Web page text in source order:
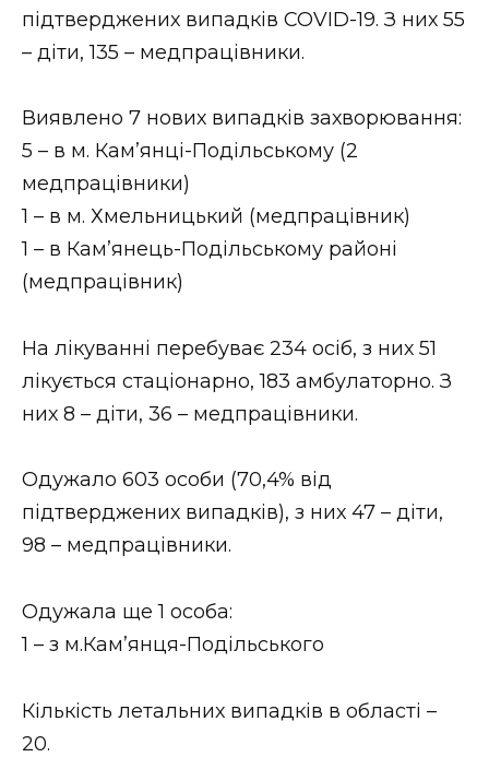
Спорт
Стиль життя
Втрачений Ужгород
Втрачений Ужгород (відеоверсія)
ЗАКАРПАТСЬКІ НОВИНИ
НОВИНИ ЗАХІДНОЇ УКРАЇНИ
ВІДЕО
підтверджених випадків COVID-19. З них 55
– діти, 135 – медпрацівники.
Виявлено 7 нових випадків захворювання:
5 – в м. Кам’янці-Подільському (2
медпрацівники)
1 – в м. Хмельницький (медпрацівник)
1 – в Кам’янець-Подільському районі
(медпрацівник)
На лікуванні перебуває 234 осіб, з них 51
лікується стаціонарно, 183 амбулаторно. З
них 8 – діти, 36 – медпрацівники.
Одужало 603 особи (70,4% від
підтверджених випадків), з них 47 – діти,
98 – медпрацівники.
Одужала ще 1 особа:
1 – з м.Кам’янця-Подільського
Кількість летальних випадків в області –
20.